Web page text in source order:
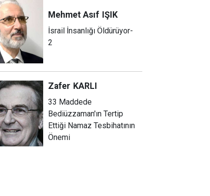
Mehmet Asıf IŞIK
İsrail İnsanlığı Öldürüyor-
2
Zafer KARLI
33 Maddede
Bediüzzaman'ın Tertip
Ettiği Namaz Tesbihatının
Önemi